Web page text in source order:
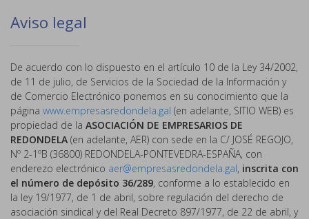
Aviso legal
De acuerdo con lo dispuesto en el artículo 10 de la Ley 34/2002,
de 11 de julio, de Servicios de la Sociedad de la Información y
de Comercio Electrónico ponemos en su conocimiento que la
página www.empresasredondela.gal (en adelante, SITIO WEB) es
propiedad de la ASOCIACIÓN DE EMPRESARIOS DE
REDONDELA (en adelante, AER) con sede en la C/ JOSÉ REGOJO,
Nº 2-1ºB (36800) REDONDELA-PONTEVEDRA-ESPAÑA, con
enderezo electrónico aer@empresasredondela.gal, inscrita con
el número de depósito 36/289, conforme a lo establecido en
la ley 19/1977, de 1 de abril, sobre regulación del derecho de
asociación sindical y del Real Decreto 897/1977, de 22 de abril, y